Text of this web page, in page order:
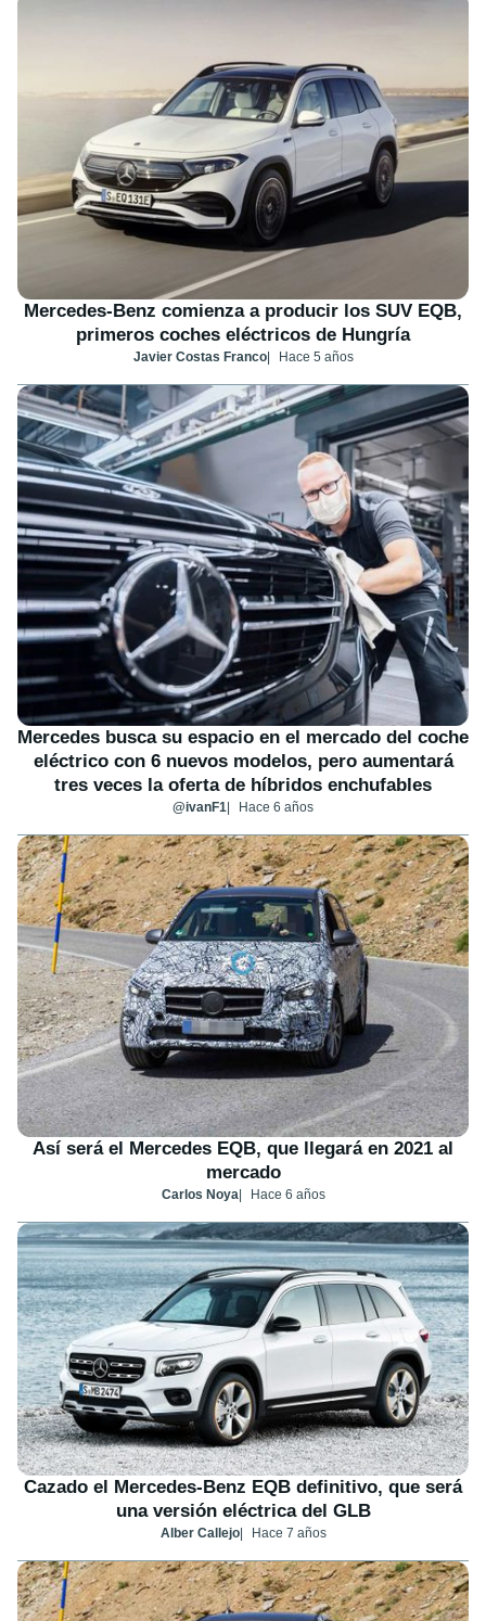
Mercedes-Benz comienza a producir los SUV EQB,
primeros coches eléctricos de Hungría
Javier Costas Franco Hace 5 años
Mercedes busca su espacio en el mercado del coche
eléctrico con 6 nuevos modelos, pero aumentará
tres veces la oferta de híbridos enchufables
@ivanF1 Hace 6 años
Así será el Mercedes EQB, que llegará en 2021 al
mercado
Carlos Noya Hace 6 años
Cazado el Mercedes-Benz EQB definitivo, que será
una versión eléctrica del GLB
Alber Callejo Hace 7 años